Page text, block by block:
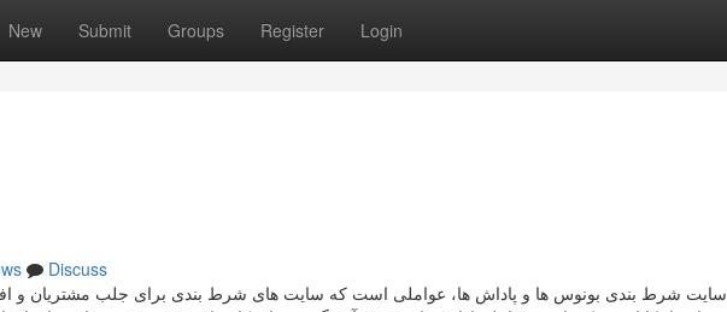
New Submit Groups Register Login
Discuss
سایت شرط بندی بونوس‌ ها و پاداش‌ ها، عواملی است که سایت‌ های شرط بندی برای جلب مشتریان و